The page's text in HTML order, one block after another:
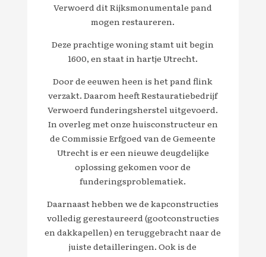
Verwoerd dit Rijksmonumentale pand
mogen restaureren.
Deze prachtige woning stamt uit begin
1600, en staat in hartje Utrecht.
Door de eeuwen heen is het pand flink
verzakt. Daarom heeft Restauratiebedrijf
Verwoerd funderingsherstel uitgevoerd.
In overleg met onze huisconstructeur en
de Commissie Erfgoed van de Gemeente
Utrecht is er een nieuwe deugdelijke
oplossing gekomen voor de
funderingsproblematiek.
Daarnaast hebben we de kapconstructies
volledig gerestaureerd (gootconstructies
en dakkapellen) en teruggebracht naar de
juiste detailleringen. Ook is de